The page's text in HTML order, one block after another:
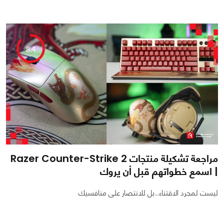
1855
1
0
8.4
مراجعة تشكيلة منتجات Razer Counter-Strike 2
| اسمع خطواتهم قبل أن يروك
ليست لمجرد الاقتناء...بل للانتصار على منافسيك